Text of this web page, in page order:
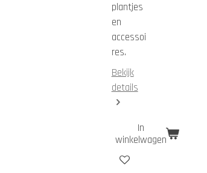
plantjes
en
accessoi
res.
Bekijk
details
In
winkelwagen